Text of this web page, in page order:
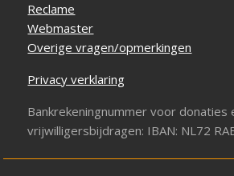
Reclame
Webmaster
Overige vragen/opmerkingen
Privacy verklaring
Bankrekeningnummer voor donaties
vrijwilligersbijdragen: IBAN: NL72